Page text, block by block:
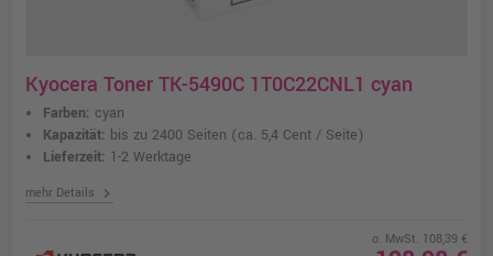
Kyocera Toner TK-5490C 1T0C22CNL1 cyan
Farben: cyan
Kapazität: bis zu 2400 Seiten (ca. 5,4 Cent / Seite)
Lieferzeit: 1-2 Werktage
mehr Details chevron_right
o. MwSt. 108,39 €